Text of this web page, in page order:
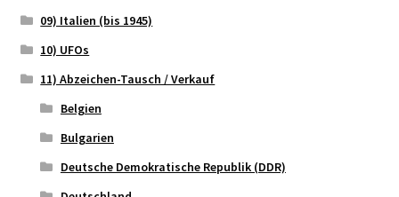
09) Italien (bis 1945)
10) UFOs
11) Abzeichen-Tausch / Verkauf
Belgien
Bulgarien
Deutsche Demokratische Republik (DDR)